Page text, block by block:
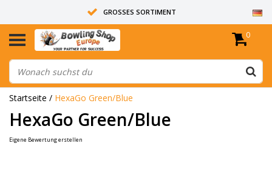
GROSSES SORTIMENT
14 TAGE RÜCKGABERECHT
ALLE BOWLINGKUGELN SIND UNGEBOHRT
0
Startseite / HexaGo Green/Blue
HexaGo Green/Blue
Eigene Bewertung erstellen